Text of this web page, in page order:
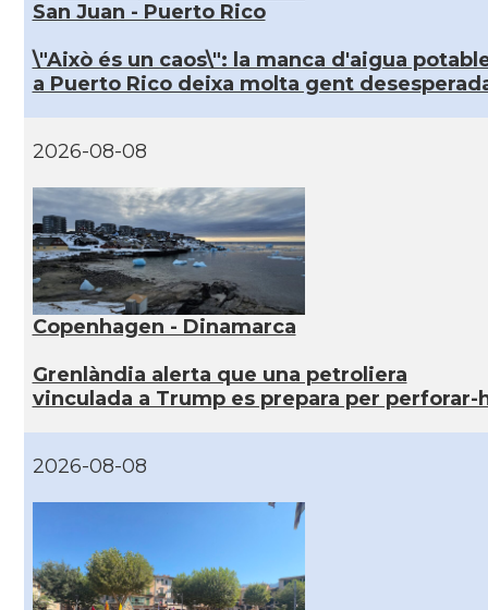
San Juan - Puerto Rico
\"Això és un caos\": la manca d'aigua
a Puerto Rico deixa molta gent
2026-08-08
Copenhagen - Dinamarca
Grenlàndia alerta que una petroliera
vinculada a Trump es prepara per perforar-
2026-08-08